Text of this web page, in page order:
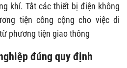
khí. Tắt các thiết bị điện không
tiện công cộng cho việc di
phương tiện giao thông
đúng quy định